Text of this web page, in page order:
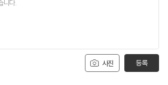
사진 등록